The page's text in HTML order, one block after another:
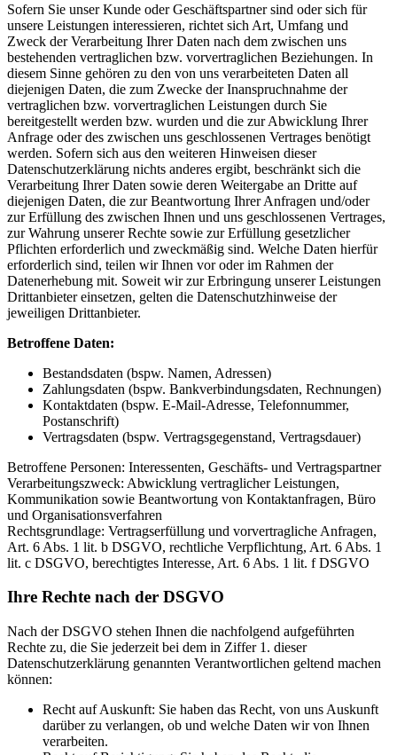
Sofern Sie unser Kunde oder Geschäftspartner sind oder sich für
unsere Leistungen interessieren, richtet sich Art, Umfang und
Zweck der Verarbeitung Ihrer Daten nach dem zwischen uns
bestehenden vertraglichen bzw. vorvertraglichen Beziehungen. In
diesem Sinne gehören zu den von uns verarbeiteten Daten all
diejenigen Daten, die zum Zwecke der Inanspruchnahme der
vertraglichen bzw. vorvertraglichen Leistungen durch Sie
bereitgestellt werden bzw. wurden und die zur Abwicklung Ihrer
Anfrage oder des zwischen uns geschlossenen Vertrages benötigt
werden. Sofern sich aus den weiteren Hinweisen dieser
Datenschutzerklärung nichts anderes ergibt, beschränkt sich die
Verarbeitung Ihrer Daten sowie deren Weitergabe an Dritte auf
diejenigen Daten, die zur Beantwortung Ihrer Anfragen und/oder
zur Erfüllung des zwischen Ihnen und uns geschlossenen Vertrages,
zur Wahrung unserer Rechte sowie zur Erfüllung gesetzlicher
Pflichten erforderlich und zweckmäßig sind. Welche Daten hierfür
erforderlich sind, teilen wir Ihnen vor oder im Rahmen der
Datenerhebung mit. Soweit wir zur Erbringung unserer Leistungen
Drittanbieter einsetzen, gelten die Datenschutzhinweise der
jeweiligen Drittanbieter.
Betroffene Daten:
Bestandsdaten (bspw. Namen, Adressen)
Zahlungsdaten (bspw. Bankverbindungsdaten, Rechnungen)
Kontaktdaten (bspw. E-Mail-Adresse, Telefonnummer,
Postanschrift)
Vertragsdaten (bspw. Vertragsgegenstand, Vertragsdauer)
Betroffene Personen: Interessenten, Geschäfts- und Vertragspartner
Verarbeitungszweck: Abwicklung vertraglicher Leistungen,
Kommunikation sowie Beantwortung von Kontaktanfragen, Büro
und Organisationsverfahren
Rechtsgrundlage: Vertragserfüllung und vorvertragliche Anfragen,
Art. 6 Abs. 1 lit. b DSGVO, rechtliche Verpflichtung, Art. 6 Abs. 1
lit. c DSGVO, berechtigtes Interesse, Art. 6 Abs. 1 lit. f DSGVO
Ihre Rechte nach der DSGVO
Nach der DSGVO stehen Ihnen die nachfolgend aufgeführten
Rechte zu, die Sie jederzeit bei dem in Ziffer 1. dieser
Datenschutzerklärung genannten Verantwortlichen geltend machen
können:
Recht auf Auskunft: Sie haben das Recht, von uns Auskunft
darüber zu verlangen, ob und welche Daten wir von Ihnen
verarbeiten.